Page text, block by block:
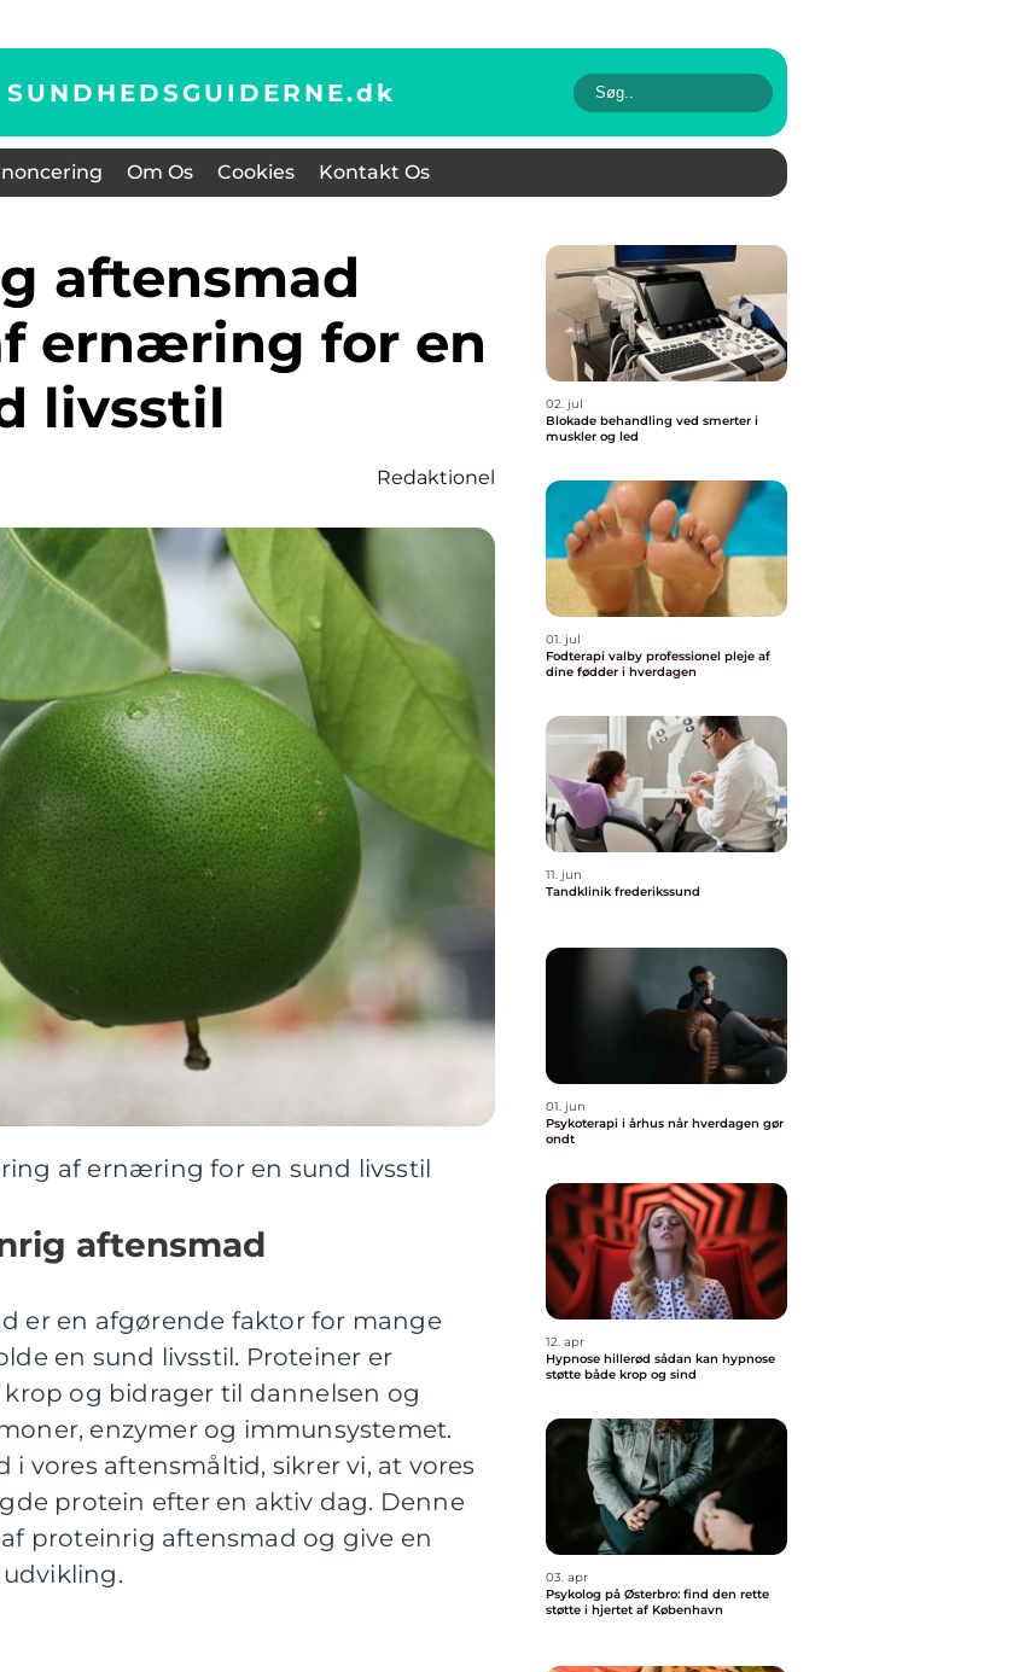
SUNDHEDSGUIDERNE.dk
Om Os Cookies Kontakt Os
ernæring for en
livsstil
Redaktionel
af ernæring for en sund livsstil
aftensmad
er en afgørende faktor for mange
en sund livsstil. Proteiner er
og bidrager til dannelsen og
enzymer og immunsystemet.
vores aftensmåltid, sikrer vi, at vores
protein efter en aktiv dag. Denne
proteinrig aftensmad og give en
02. jul
Blokade behandling ved smerter i
muskler og led
01. jul
Fodterapi valby professionel pleje af
dine fødder i hverdagen
11. jun
Tandklinik frederikssund
01. jun
Psykoterapi i århus når hverdagen gør
ondt
12. apr
Hypnose hillerød sådan kan hypnose
støtte både krop og sind
03. apr
Psykolog på Østerbro: find den rette
støtte i hjertet af København